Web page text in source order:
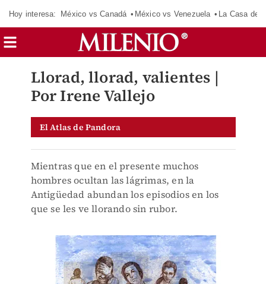
Hoy interesa: México vs Canadá México vs Venezuela La Casa de
Llorad, llorad, valientes |
Por Irene Vallejo
El Atlas de Pandora
Mientras que en el presente muchos
hombres ocultan las lágrimas, en la
Antigüedad abundan los episodios en los
que se les ve llorando sin rubor.